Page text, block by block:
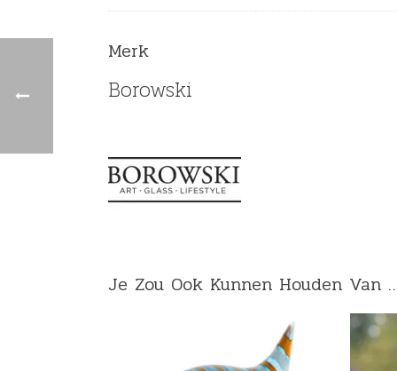
Merk
Borowski
Je Zou Ook Kunnen Houden Van